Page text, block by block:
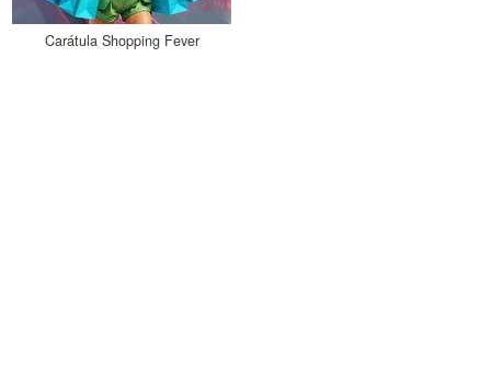
Carátula Shopping Fever